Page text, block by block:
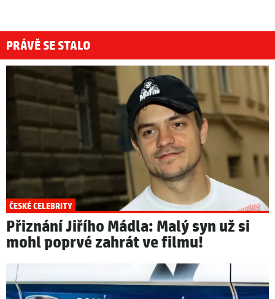
PRÁVĚ SE STALO
ČESKÉ CELEBRITY
Přiznání Jiřího Mádla: Malý syn už si
mohl poprvé zahrát ve filmu!